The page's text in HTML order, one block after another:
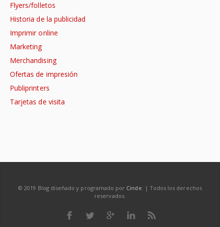
Flyers/folletos
Historia de la publicidad
Imprimir online
Marketing
Merchandising
Ofertas de impresión
Publiprinters
Tarjetas de visita
© 2019 Blog diseñado y programado por Cinde. | Todos los derechos
reservados.